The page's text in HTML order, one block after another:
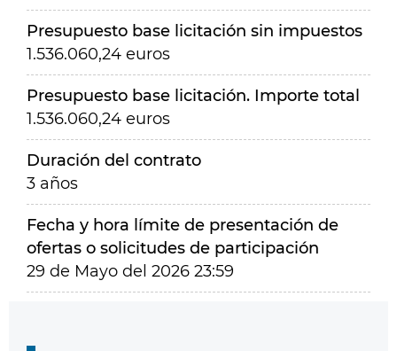
Presupuesto base licitación sin impuestos
1.536.060,24 euros
Presupuesto base licitación. Importe total
1.536.060,24 euros
Duración del contrato
3 años
Fecha y hora límite de presentación de
ofertas o solicitudes de participación
29 de Mayo del 2026 23:59